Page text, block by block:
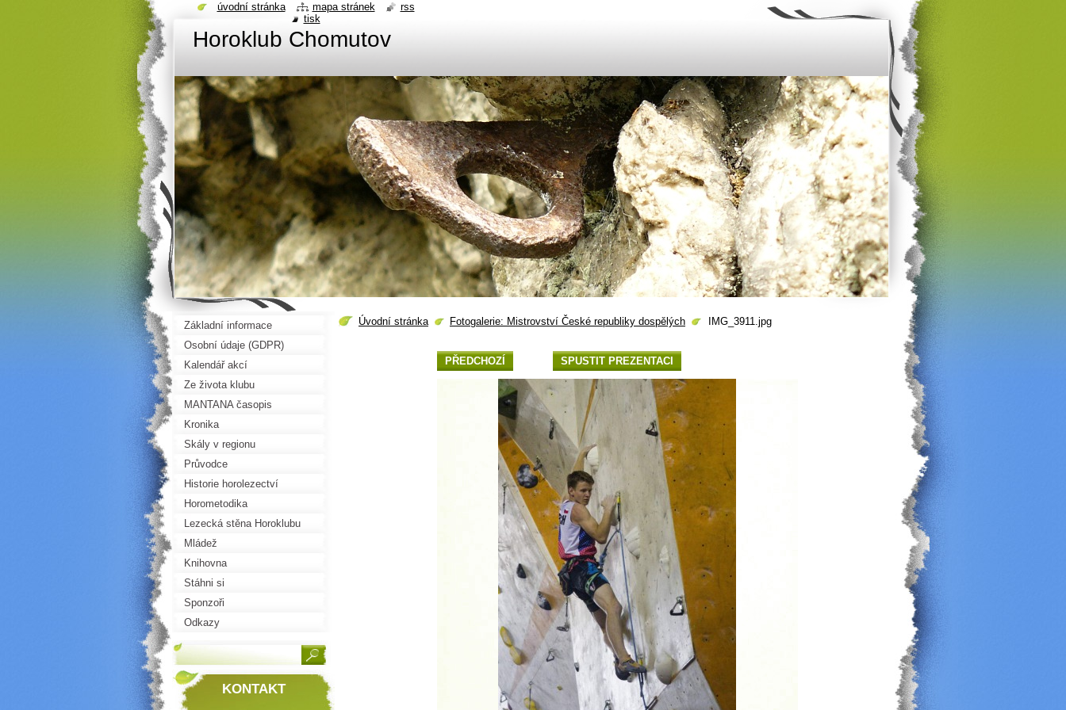
Horoklub Chomutov
Úvodní stránka Fotogalerie: Mistrovství České republiky dospělých IMG_3911.jpg
PŘEDCHOZÍ SPUSTIT PREZENTACI
Základní informace
Osobní údaje (GDPR)
Kalendář akcí
Ze života klubu
MANTANA časopis
Kronika
Skály v regionu
Průvodce
Historie horolezectví
Horometodika
Lezecká stěna Horoklubu
Mládež
Knihovna
Stáhni si
Sponzoři
Odkazy
KONTAKT
úvodní stránka mapa stránek
rss
tisk